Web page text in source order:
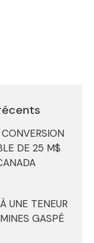
DE 25 M$
UNE TENEUR
GASPÉ